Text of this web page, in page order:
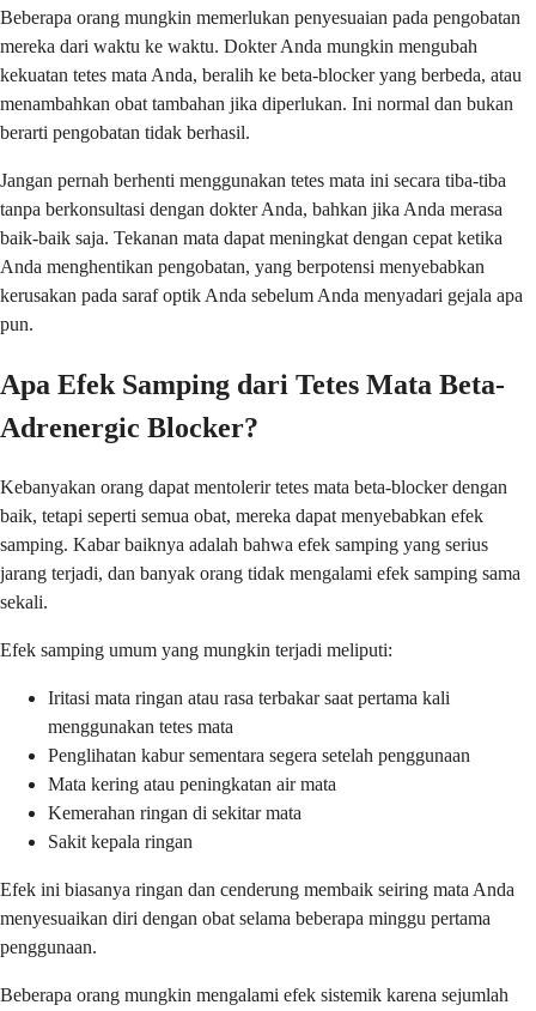
Beberapa orang mungkin memerlukan penyesuaian pada pengobatan
mereka dari waktu ke waktu. Dokter Anda mungkin mengubah
kekuatan tetes mata Anda, beralih ke beta-blocker yang berbeda, atau
menambahkan obat tambahan jika diperlukan. Ini normal dan bukan
berarti pengobatan tidak berhasil.
Jangan pernah berhenti menggunakan tetes mata ini secara tiba-tiba
tanpa berkonsultasi dengan dokter Anda, bahkan jika Anda merasa
baik-baik saja. Tekanan mata dapat meningkat dengan cepat ketika
Anda menghentikan pengobatan, yang berpotensi menyebabkan
kerusakan pada saraf optik Anda sebelum Anda menyadari gejala apa
pun.
Apa Efek Samping dari Tetes Mata Beta-
Adrenergic Blocker?
Kebanyakan orang dapat mentolerir tetes mata beta-blocker dengan
baik, tetapi seperti semua obat, mereka dapat menyebabkan efek
samping. Kabar baiknya adalah bahwa efek samping yang serius
jarang terjadi, dan banyak orang tidak mengalami efek samping sama
sekali.
Efek samping umum yang mungkin terjadi meliputi:
Iritasi mata ringan atau rasa terbakar saat pertama kali
menggunakan tetes mata
Penglihatan kabur sementara segera setelah penggunaan
Mata kering atau peningkatan air mata
Kemerahan ringan di sekitar mata
Sakit kepala ringan
Efek ini biasanya ringan dan cenderung membaik seiring mata Anda
menyesuaikan diri dengan obat selama beberapa minggu pertama
penggunaan.
Beberapa orang mungkin mengalami efek sistemik karena sejumlah